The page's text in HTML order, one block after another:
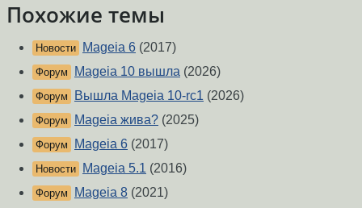
Похожие темы
Новости Mageia 6 (2017)
Форум Mageia 10 вышла (2026)
Форум Вышла Mageia 10-rc1 (2026)
Форум Mageia жива? (2025)
Форум Mageia 6 (2017)
Новости Mageia 5.1 (2016)
Форум Mageia 8 (2021)